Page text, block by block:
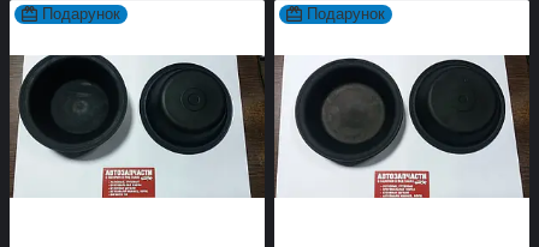
Подарунок Подарунок